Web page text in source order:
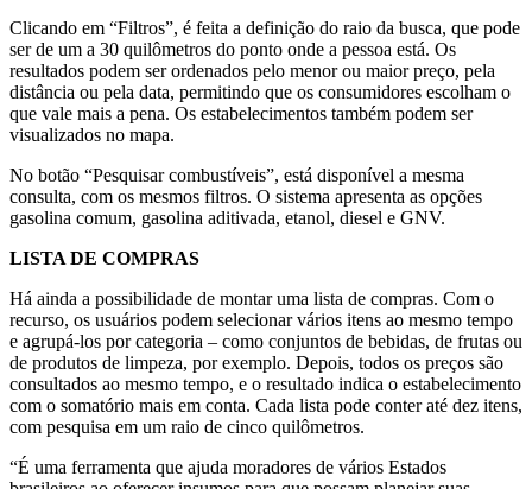
Clicando em “Filtros”, é feita a definição do raio da busca, que pode
ser de um a 30 quilômetros do ponto onde a pessoa está. Os
resultados podem ser ordenados pelo menor ou maior preço, pela
distância ou pela data, permitindo que os consumidores escolham o
que vale mais a pena. Os estabelecimentos também podem ser
visualizados no mapa.
No botão “Pesquisar combustíveis”, está disponível a mesma
consulta, com os mesmos filtros. O sistema apresenta as opções
gasolina comum, gasolina aditivada, etanol, diesel e GNV.
LISTA DE COMPRAS
Há ainda a possibilidade de montar uma lista de compras. Com o
recurso, os usuários podem selecionar vários itens ao mesmo tempo
e agrupá-los por categoria – como conjuntos de bebidas, de frutas ou
de produtos de limpeza, por exemplo. Depois, todos os preços são
consultados ao mesmo tempo, e o resultado indica o estabelecimento
com o somatório mais em conta. Cada lista pode conter até dez itens,
com pesquisa em um raio de cinco quilômetros.
“É uma ferramenta que ajuda moradores de vários Estados